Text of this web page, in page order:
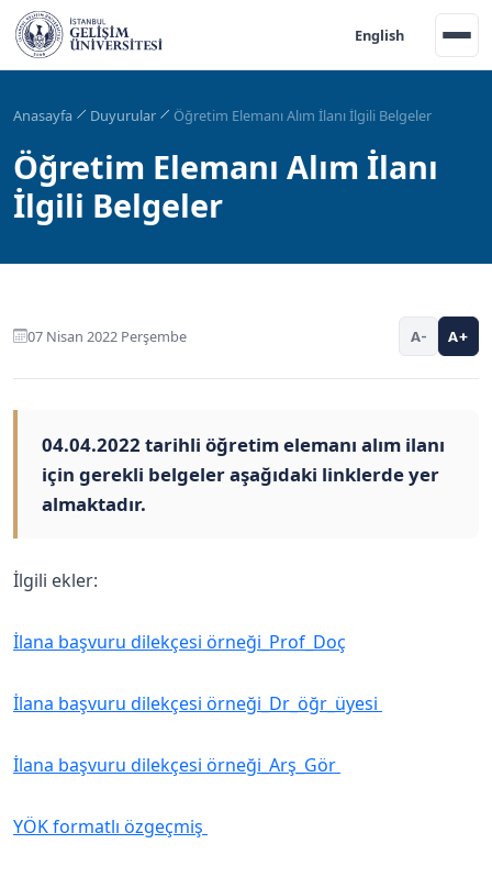
English
Anasayfa Duyurular Öğretim Elemanı Alım İlanı İlgili Belgeler
Öğretim Elemanı Alım İlanı
İlgili Belgeler
07 Nisan 2022 Perşembe A- A+
04.04.2022 tarihli öğretim elemanı alım ilanı
için gerekli belgeler aşağıdaki linklerde yer
almaktadır.
İlgili ekler:
İlana başvuru dilekçesi örneği_Prof_Doç
İlana başvuru dilekçesi örneği_Dr_öğr_üyesi
İlana başvuru dilekçesi örneği_Arş_Gör
YÖK formatlı özgeçmiş